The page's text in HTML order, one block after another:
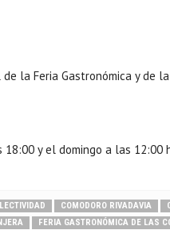
la Feria Gastronómica y de
y el domingo a las 12:00
COMODORO RIVADAVIA
FERIA GASTRONÓMICA DE LAS